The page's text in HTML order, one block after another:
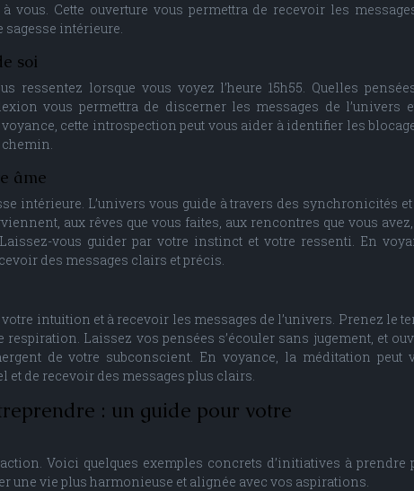
Cette ouverture vous permettra de recevoir les
sagesse intérieure.
soi
ressentez lorsque vous voyez l’heure 15h55. Quelles
vous permettra de discerner les messages de l’univers
cette introspection peut vous aider à identifier les
chemin.
âme
intérieure. L’univers vous guide à travers des synchronicités
aux rêves que vous faites, aux rencontres que vous
vous guider par votre instinct et votre ressenti. En
des messages clairs et précis.
intuition et à recevoir les messages de l’univers. Prenez le
Laissez vos pensées s’écouler sans jugement, et
de votre subconscient. En voyance, la méditation peut
et de recevoir des messages plus clairs.
: un guide pour votre
Voici quelques exemples concrets d’initiatives à prendre
une vie plus harmonieuse et alignée avec vos aspirations.